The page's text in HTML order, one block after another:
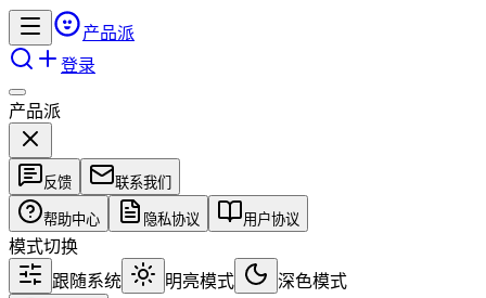
产品派
登录
产品派
反馈 联系我们
帮助中心 隐私协议 用户协议
模式切换
跟随系统
明亮模式 深色模式